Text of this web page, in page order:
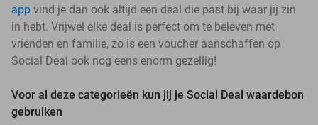
app vind je dan ook altijd een deal die past bij waar jij zin
in hebt. Vrijwel elke deal is perfect om te beleven met
vrienden en familie, zo is een voucher aanschaffen op
Social Deal ook nog eens enorm gezellig!
Voor al deze categorieën kun jij je Social Deal waardebon
gebruiken